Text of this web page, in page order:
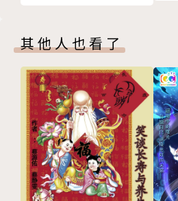
后还是吵架。」我回答说：「我
用，那是你们迷信；祝福以后
什么办法！」
平安要靠自己。在宗教场合里
请神、佛、菩萨为我们祝福，
是最可靠的，还是要从自己内
福，我们也要祝福自己；当你
其他人也看了